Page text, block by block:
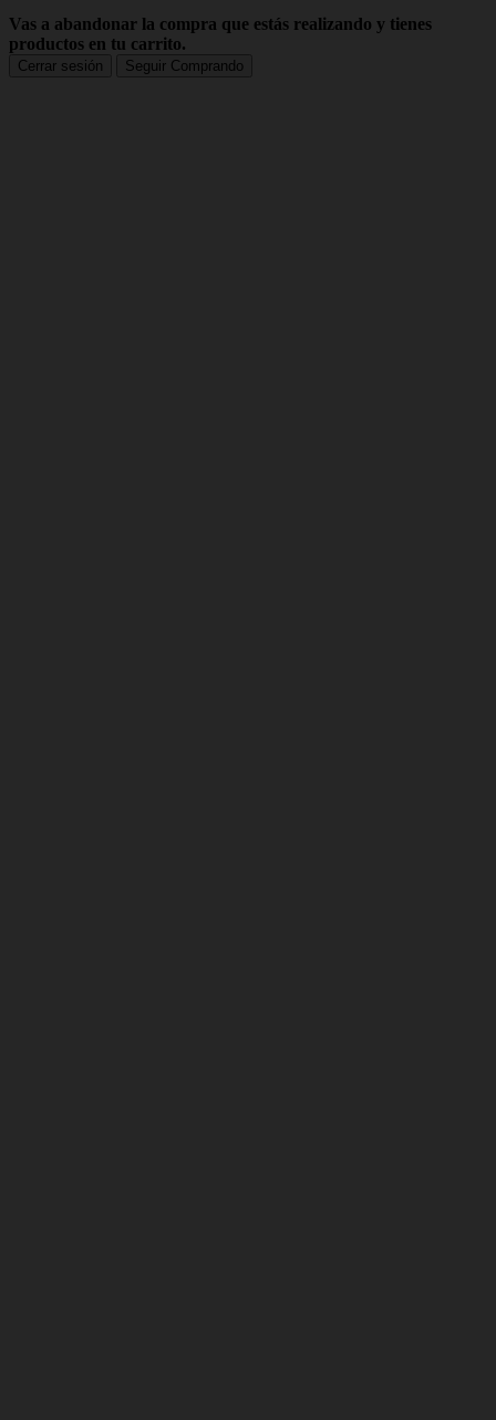
Vas a abandonar la compra que estás realizando y tienes
productos en tu carrito.
Cerrar sesión Seguir Comprando